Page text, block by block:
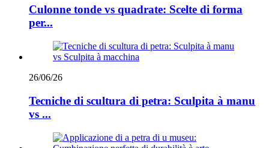
Culonne tonde vs quadrate: Scelte di forma
per...
26/06/26
Tecniche di scultura di petra: Sculpita à manu
vs ...